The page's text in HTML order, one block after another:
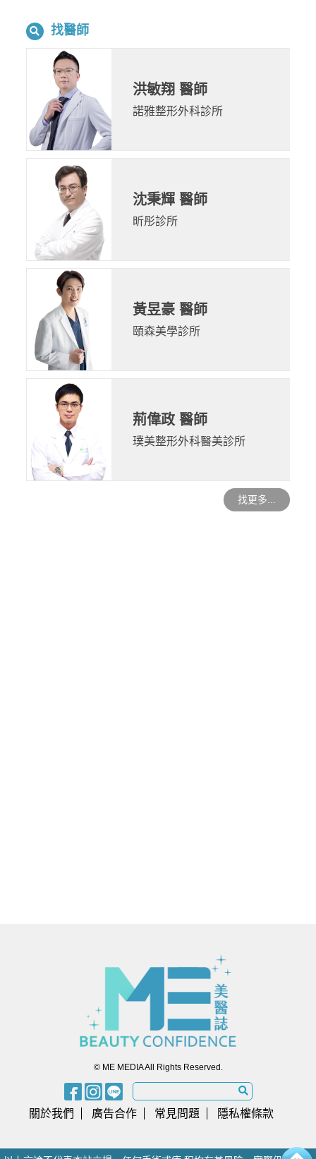
找醫師
洪敏翔 醫師
諾雅整形外科診所
沈秉輝 醫師
昕彤診所
黃昱豪 醫師
頤森美學診所
荊偉政 醫師
璞美整形外科醫美診所
找更多...
© ME MEDIA All Rights Reserved.
關於我們 廣告合作 常見問題 隱私權條款